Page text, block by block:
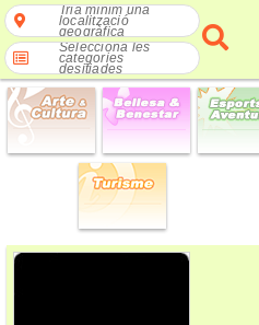
Tria mínim una
localització
geogràfica
Selecciona les
categories
desitjades